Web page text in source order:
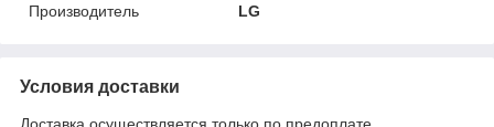
Производитель
LG
Условия доставки
Доставка осуществляется только по предоплате.